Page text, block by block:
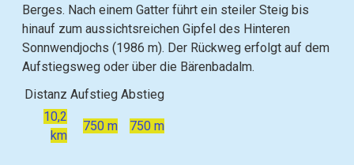
Berges. Nach einem Gatter führt ein steiler Steig bis
hinauf zum aussichtsreichen Gipfel des Hinteren
Sonnwendjochs (1986 m). Der Rückweg erfolgt auf dem
Aufstiegsweg oder über die Bärenbadalm.
Distanz Aufstieg Abstieg
10,2
km
750 m 750 m